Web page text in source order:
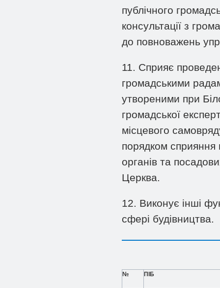
публічного
консультації з
до повноважень
11. Сприяє
громадськими
утвореними при
громадської
місцевого
порядком сприяння
органів та
Церква.
12. Виконує інші
сфері будівництва.
№ ПІБ